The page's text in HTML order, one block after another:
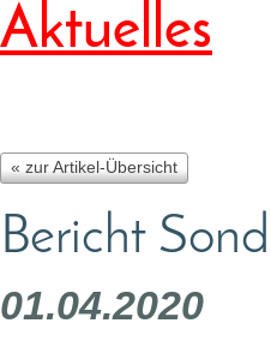
Aktuelles
« zur Artikel-Übersicht
Bericht
01.04.2020